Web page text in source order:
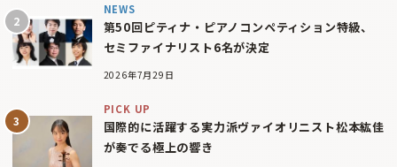
NEWS
第50回ピティナ・ピアノコンペティション特級、
セミファイナリスト6名が決定
2026年7月29日
PICK UP
国際的に活躍する実力派ヴァイオリニスト松本紘佳
が奏でる極上の響き